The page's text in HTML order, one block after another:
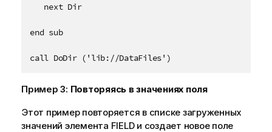
   next Dir
end sub
call DoDir ('lib://DataFiles')
Пример 3: Повторяясь в значениях поля
Этот пример повторяется в списке загруженных
значений элемента FIELDи создает новое поле